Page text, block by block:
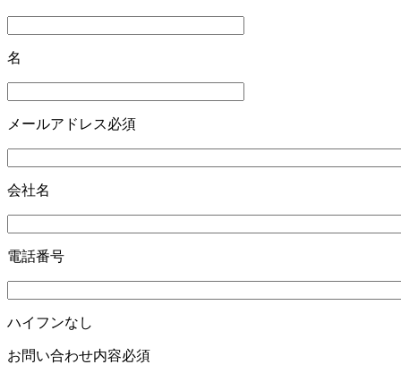
名
メールアドレス必須
会社名
電話番号
ハイフンなし
お問い合わせ内容必須